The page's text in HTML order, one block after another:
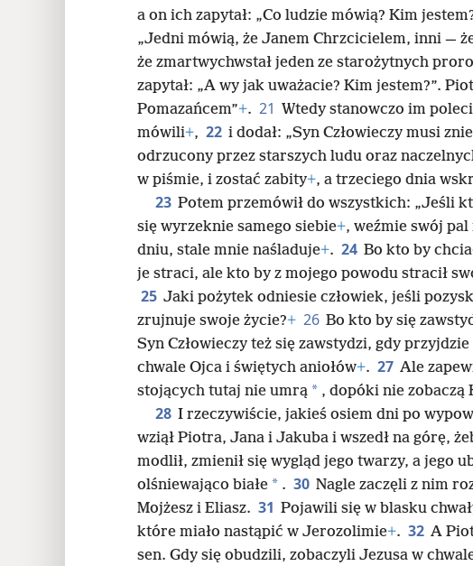
a on ich zapytał: „Co ludzie mówią? Kim
„Jedni mówią, że Janem Chrzcicielem, inni —
że zmartwychwstał jeden ze starożytnych
zapytał: „A wy jak uważacie? Kim jestem?”.
Pomazańcem”+. 21 Wtedy stanowczo im
mówili+, 22 i dodał: „Syn Człowieczy musi
odrzucony przez starszych ludu oraz
w piśmie, i zostać zabity+, a trzeciego dnia
23 Potem przemówił do wszystkich: „Jeśli
się wyrzeknie samego siebie+, weźmie swój
dniu, stale mnie naśladuje+. 24 Bo kto by
je straci, ale kto by z mojego powodu stracił
25 Jaki pożytek odniesie człowiek, jeśli
zrujnuje swoje życie?+ 26 Bo kto by się
Syn Człowieczy też się zawstydzi, gdy
chwale Ojca i świętych aniołów+. 27 Ale
stojących tutaj nie umrą * , dopóki nie zobaczą
28 I rzeczywiście, jakieś osiem dni po
wziął Piotra, Jana i Jakuba i wszedł na górę,
modlił, zmienił się wygląd jego twarzy, a jego
olśniewająco białe * . 30 Nagle zaczęli z nim
Mojżesz i Eliasz. 31 Pojawili się w blasku
które miało nastąpić w Jerozolimie+. 32 A
sen. Gdy się obudzili, zobaczyli Jezusa w